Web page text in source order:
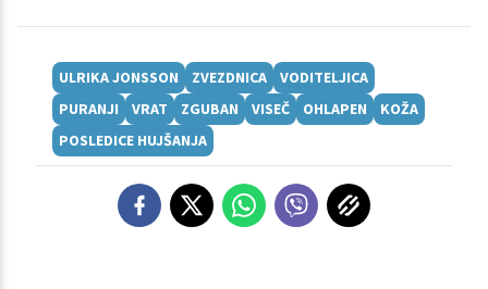
ULRIKA JONSSON ZVEZDNICA
VODITELJICA
PURANJI
VRAT ZGUBAN VISEČ OHLAPEN
KOŽA
POSLEDICE HUJŠANJA